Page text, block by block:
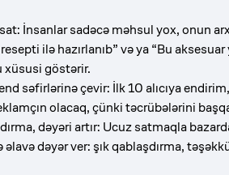
İnsanlar sadəcə məhsul yox, onun
ilə hazırlanıb” və ya “Bu
xüsusi göstərir.
səfirlərinə çevir: İlk 10 alıcıya
olacaq, çünki təcrübələrini
dəyəri artır: Ucuz satmaqla
dəyər ver: şık qablaşdırma,